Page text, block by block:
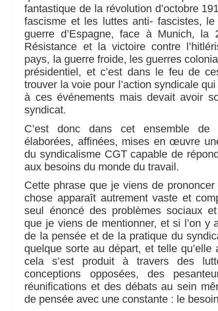
fantastique de la révolution d’octobre
fascisme et les luttes anti- fascistes,
guerre d’Espagne, face à Munich, la
Résistance et la victoire contre
pays, la guerre froide, les guerres
présidentiel, et c’est dans le feu de
trouver la voie pour l’action syndicale
à ces événements mais devait avoir
syndicat.
C’est donc dans cet ensemble de
élaborées, affinées, mises en œuvre
du syndicalisme CGT capable de
aux besoins du monde du travail.
Cette phrase que je viens de
chose apparaît autrement vaste et
seul énoncé des problèmes sociaux
que je viens de mentionner, et si l’on y
de la pensée et de la pratique du
quelque sorte au départ, et telle qu’elle
cela s’est produit à travers des
conceptions opposées, des
réunifications et des débats au sein
de pensée avec une constante : le